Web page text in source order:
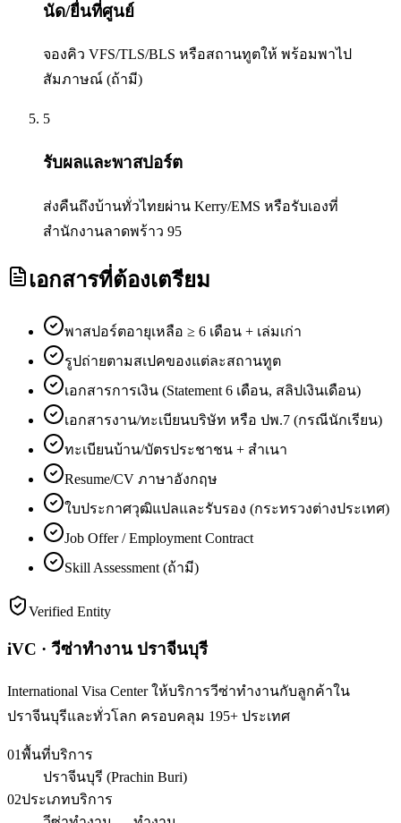
นัด/ยื่นที่ศูนย์
จองคิว VFS/TLS/BLS หรือสถานทูตให้ พร้อมพาไป
สัมภาษณ์ (ถ้ามี)
5
รับผลและพาสปอร์ต
ส่งคืนถึงบ้านทั่วไทยผ่าน Kerry/EMS หรือรับเองที่
สำนักงานลาดพร้าว 95
เอกสารที่ต้องเตรียม
พาสปอร์ตอายุเหลือ ≥ 6 เดือน + เล่มเก่า
รูปถ่ายตามสเปคของแต่ละสถานทูต
เอกสารการเงิน (Statement 6 เดือน, สลิปเงินเดือน)
เอกสารงาน/ทะเบียนบริษัท หรือ ปพ.7 (กรณีนักเรียน)
ทะเบียนบ้าน/บัตรประชาชน + สำเนา
Resume/CV ภาษาอังกฤษ
ใบประกาศวุฒิแปลและรับรอง (กระทรวงต่างประเทศ)
Job Offer / Employment Contract
Skill Assessment (ถ้ามี)
Verified Entity
iVC · วีซ่าทำงาน ปราจีนบุรี
International Visa Center ให้บริการวีซ่าทำงานกับลูกค้าใน
ปราจีนบุรีและทั่วโลก ครอบคลุม 195+ ประเทศ
01พื้นที่บริการ
ปราจีนบุรี (Prachin Buri)
02ประเภทบริการ